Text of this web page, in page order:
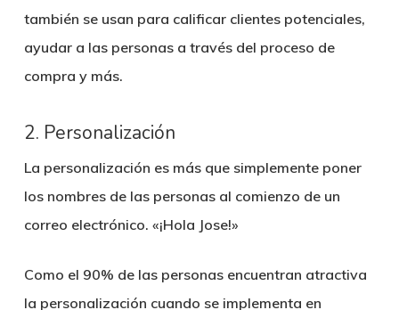
también se usan para calificar clientes potenciales,
ayudar a las personas a través del proceso de
compra y más.
2. Personalización
La personalización es más que simplemente poner
los nombres de las personas al comienzo de un
correo electrónico. «¡Hola Jose!»
Como el 90% de las personas encuentran atractiva
la personalización cuando se implementa en